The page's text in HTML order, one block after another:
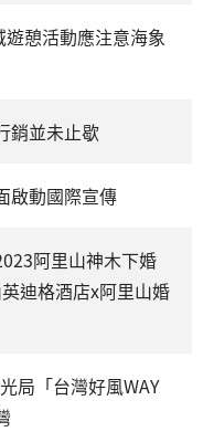
憩活動應注意海象
銷並未止歇
啟動國際宣傳
阿里山神木下婚
迪格酒店x阿里山婚
局「台灣好風WAY